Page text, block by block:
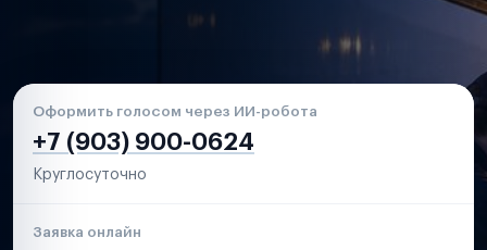
Оформить голосом через ИИ-робота
+7 (903) 900-0624
Круглосуточно
Заявка онлайн